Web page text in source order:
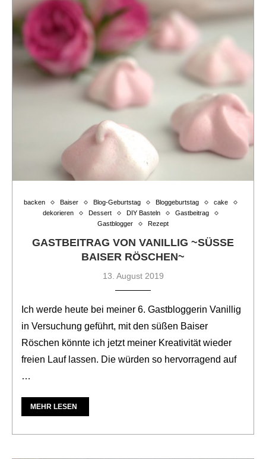
backen Baiser Blog-Geburtstag Bloggeburtstag
cake
dekorieren
Dessert DIY Basteln
Gastbeitrag
Gastblogger
Rezept
GASTBEITRAG VON VANILLIG ~SÜSSE B
AISER RÖSCHEN~
13. August 2019
Ich werde heute bei meiner 6. Gastbloggerin Vanillig
in Versuchung geführt, mit den süßen Baiser
Röschen könnte ich jetzt meiner Kreativität wieder
freien Lauf lassen. Die würden so hervorragend auf
…
MEHR LESEN